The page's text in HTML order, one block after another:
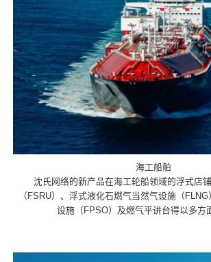
海工船舶
沈氏网络的新产品在海工轮船领域的浮式店
（FSRU）、浮式液化石燃气当然气设施（
设施（FPSO）及燃气平讲台得以多方